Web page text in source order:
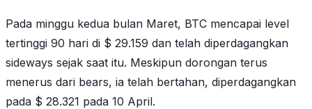
Pada minggu kedua bulan Maret, BTC mencapai level
tertinggi 90 hari di $ 29.159 dan telah diperdagangkan
sideways sejak saat itu. Meskipun dorongan terus
menerus dari bears, ia telah bertahan, diperdagangkan
pada $ 28.321 pada 10 April.